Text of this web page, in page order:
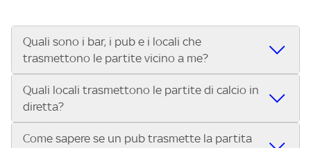
Quali sono i bar, i pub e i locali che
trasmettono le partite vicino a me?
Se cerchi un bar, pub, ristorante o locale vicino a te per
vedere le partite di Serie A ENILIVE, la Serie C Sky Wifi, la
UEFA Champions League, la UEFA Europa League, la UEFA
Conference League, il Tennis, la Formula 1®, la MotoGP™ e
Quali locali trasmettono le partite di calcio in
diretta?
Vuoi sapere quali bar, pub o ristoranti mostrano le partite
Come sapere se un pub trasmette la partita